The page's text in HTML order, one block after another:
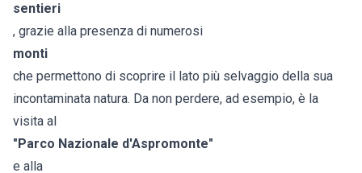
sentieri
, grazie alla presenza di numerosi
monti
che permettono di scoprire il lato più selvaggio della sua
incontaminata natura. Da non perdere, ad esempio, è la
visita al
"Parco Nazionale d'Aspromonte"
e alla